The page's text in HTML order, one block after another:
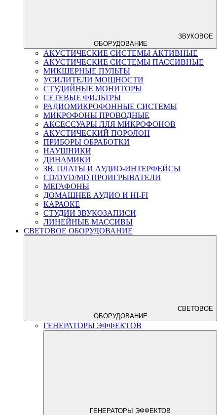
ЗВУКОВОЕ
ОБОРУДОВАНИЕ
АКУСТИЧЕСКИЕ СИСТЕМЫ АКТИВНЫЕ
АКУСТИЧЕСКИЕ СИСТЕМЫ ПАССИВНЫЕ
МИКШЕРНЫЕ ПУЛЬТЫ
УСИЛИТЕЛИ МОЩНОСТИ
СТУДИЙНЫЕ МОНИТОРЫ
СЕТЕВЫЕ ФИЛЬТРЫ
РАДИОМИКРОФОННЫЕ СИСТЕМЫ
МИКРОФОНЫ ПРОВОДНЫЕ
АКСЕССУАРЫ ЛЛЯ МИКРОФОНОВ
АКУСТИЧЕСКИЙ ПОРОЛОН
ПРИБОРЫ ОБРАБОТКИ
НАУШНИКИ
ДИНАМИКИ
ЗВ. ПЛАТЫ И АУДИО-ИНТЕРФЕЙСЫ
CD/DVD/MD ПРОИГРЫВАТЕЛИ
МЕГАФОНЫ
ДОМАШНЕЕ АУДИО И HI-FI
КАРАОКЕ
СТУДИИ ЗВУКОЗАПИСИ
ЛИНЕЙНЫЕ МАССИВЫ
СВЕТОВОЕ ОБОРУДОВАНИЕ
СВЕТОВОЕ
ОБОРУДОВАНИЕ
ГЕНЕРАТОРЫ ЭФФЕКТОВ
ГЕНЕРАТОРЫ ЭФФЕКТОВ